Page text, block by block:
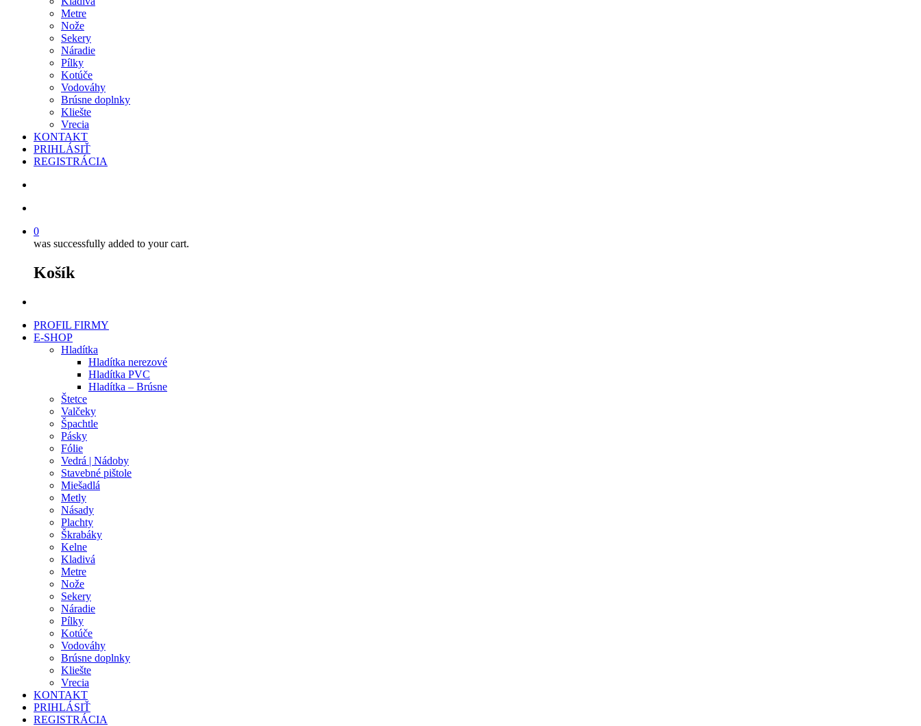
Metre
Nože
Sekery
Náradie
Pílky
Kotúče
Vodováhy
Brúsne doplnky
Kliešte
Vrecia
KONTAKT
PRIHLÁSIŤ
REGISTRÁCIA
0
was successfully added to your cart.
Košík
PROFIL FIRMY
E-SHOP
Hladítka
Hladítka nerezové
Hladítka PVC
Hladítka – Brúsne
Štetce
Valčeky
Špachtle
Pásky
Fólie
Vedrá | Nádoby
Stavebné pištole
Miešadlá
Metly
Násady
Plachty
Škrabáky
Kelne
Kladivá
Metre
Nože
Sekery
Náradie
Pílky
Kotúče
Vodováhy
Brúsne doplnky
Kliešte
Vrecia
KONTAKT
PRIHLÁSIŤ
REGISTRÁCIA